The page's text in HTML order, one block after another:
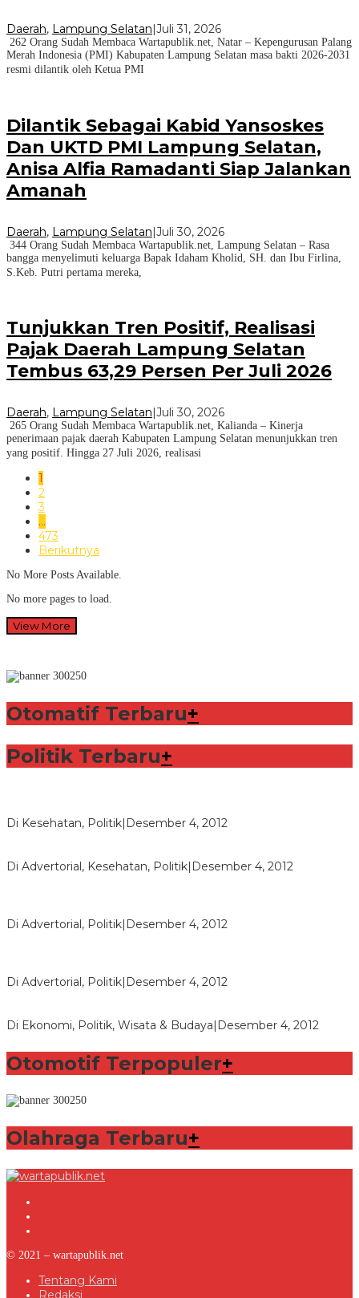
Daerah, Lampung Selatan Juli 31, 2026
262 Orang Sudah Membaca Wartapublik.net, Natar – Kepengurusan Palang
Merah Indonesia (PMI) Kabupaten Lampung Selatan masa bakti 2026-2031
resmi dilantik oleh Ketua PMI
Dilantik Sebagai Kabid Yansoskes
Dan UKTD PMI Lampung Selatan,
Anisa Alfia Ramadanti Siap Jalankan
Amanah
Daerah, Lampung Selatan|Juli 30, 2026
344 Orang Sudah Membaca Wartapublik.net, Lampung Selatan – Rasa
bangga menyelimuti keluarga Bapak Idaham Kholid, SH. dan Ibu Firlina,
S.Keb. Putri pertama mereka,
Tunjukkan Tren Positif, Realisasi
Pajak Daerah Lampung Selatan
Tembus 63,29 Persen Per Juli 2026
Daerah, Lampung Selatan Juli 30, 2026
265 Orang Sudah Membaca Wartapublik.net, Kalianda – Kinerja
penerimaan pajak daerah Kabupaten Lampung Selatan menunjukkan tren
yang positif. Hingga 27 Juli 2026, realisasi
1
2
3
…
473
Berikutnya
No More Posts Available.
No more pages to load.
View More
Otomatif Terbaru+
Politik Terbaru+
Di Kesehatan, Politik Desember 4, 2012
Di Advertorial, Kesehatan, Politik Desember 4, 2012
Di Advertorial, Politik Desember 4, 2012
Di Advertorial, Politik Desember 4, 2012
Di Ekonomi, Politik, Wisata & Budaya Desember 4, 2012
Otomotif Terpopuler+
Olahraga Terbaru+
© 2021 – wartapublik.net
Tentang Kami
Redaksi